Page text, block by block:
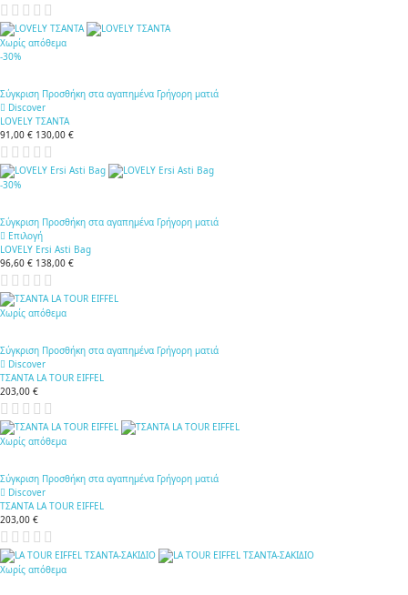
Χωρίς απόθεμα
-30%
Σύγκριση Προσθήκη στα αγαπημένα Γρήγορη ματιά
Discover
LOVELY ΤΣΑΝΤΑ
91,00 € 130,00 €
-30%
Σύγκριση Προσθήκη στα αγαπημένα Γρήγορη ματιά
Επιλογή
LOVELY Ersi Asti Bag
96,60 € 138,00 €
Χωρίς απόθεμα
Σύγκριση Προσθήκη στα αγαπημένα Γρήγορη ματιά
Discover
ΤΣΑΝΤΑ LA TOUR EIFFEL
203,00 €
Χωρίς απόθεμα
Σύγκριση Προσθήκη στα αγαπημένα Γρήγορη ματιά
Discover
ΤΣΑΝΤΑ LA TOUR EIFFEL
203,00 €
Χωρίς απόθεμα